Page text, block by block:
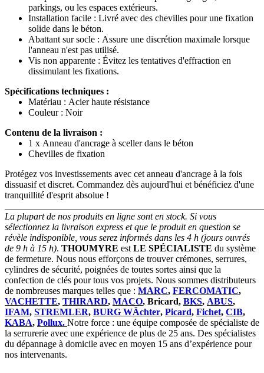
parkings, ou les espaces extérieurs.
Installation facile : Livré avec des chevilles pour une fixation
solide dans le béton.
Abattant sur socle : Assure une discrétion maximale lorsque
l'anneau n'est pas utilisé.
Vis non apparente : Évitez les tentatives d'effraction en
dissimulant les fixations.
Spécifications techniques :
Matériau : Acier haute résistance
Couleur : Noir
Contenu de la livraison :
1 x Anneau d'ancrage à sceller dans le béton
Chevilles de fixation
Protégez vos investissements avec cet anneau d'ancrage à la fois
dissuasif et discret. Commandez dès aujourd'hui et bénéficiez d'une
tranquillité d'esprit absolue !
La plupart de nos produits en ligne sont en stock. Si vous
sélectionnez la livraison express et que le produit en question se
révèle indisponible, vous serez informés dans les 4 h (jours ouvrés
de 9 h à 15 h). THOUMYRE est LE SPÉCIALISTE du système
de fermeture. Nous nous efforçons de trouver crémones, serrures,
cylindres de sécurité, poignées de toutes sortes ainsi que la
confection de clés pour tous vos projets. Nous sommes distributeurs
de nombreuses marques telles que : MARC, FERCOMATIC,
VACHETTE, THIRARD, MACO, Bricard, BKS, ABUS,
IFAM, STREMLER, BURG WÄchter, Picard, Fichet, CIB,
KABA, Pollux. Notre force : une équipe composée de spécialiste de
la serrurerie avec une expérience de plus de 25 ans. Des spécialistes
du dépannage à domicile avec en moyen 15 ans d’expérience pour
nos intervenants.